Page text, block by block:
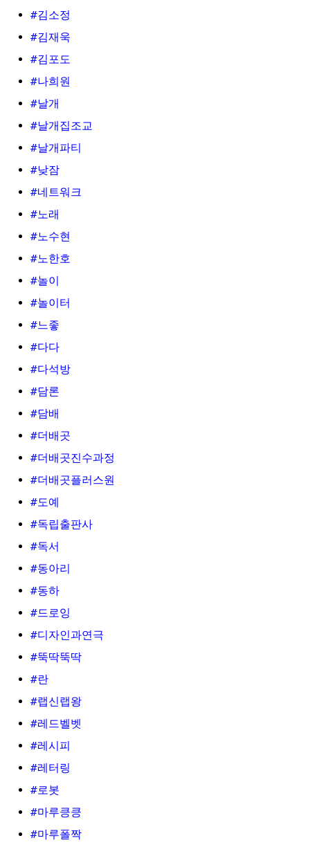
#김소정
#김재욱
#김포도
#나희원
#날개
#날개집조교
#날개파티
#낮잠
#네트워크
#노래
#노수현
#노한호
#놀이
#놀이터
#느좋
#다다
#다석방
#담론
#담배
#더배곳
#더배곳진수과정
#더배곳플러스원
#도예
#독립출판사
#독서
#동아리
#동하
#드로잉
#디자인과연극
#뚝딱뚝딱
#란
#랩신랩왕
#레드벨벳
#레시피
#레터링
#로봇
#마루킁킁
#마루폴짝